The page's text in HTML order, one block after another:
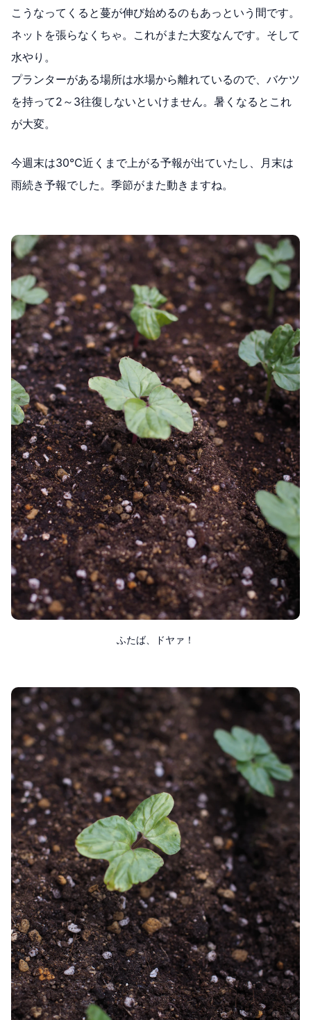
こうなってくると蔓が伸び始めるのもあっという間です。
ネットを張らなくちゃ。これがまた大変なんです。そして
水やり。
プランターがある場所は水場から離れているので、バケツ
を持って2～3往復しないといけません。暑くなるとこれ
が大変。
今週末は30℃近くまで上がる予報が出ていたし、月末は
雨続き予報でした。季節がまた動きますね。
ふたば、ドヤァ！